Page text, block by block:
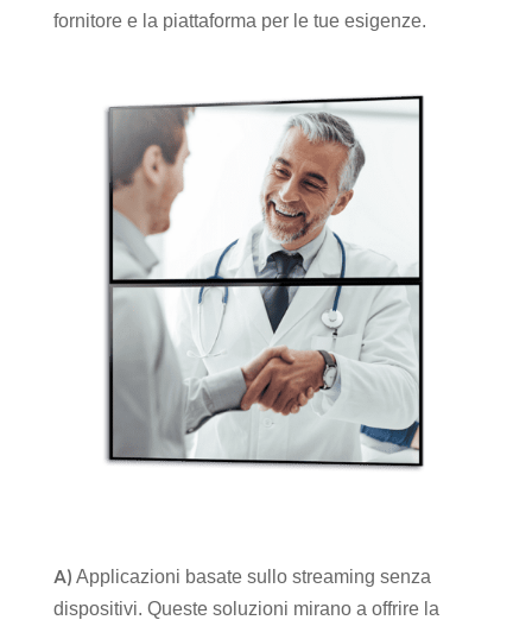
fornitore e la piattaforma per le tue esigenze.
A) Applicazioni basate sullo streaming senza
dispositivi. Queste soluzioni mirano a offrire la